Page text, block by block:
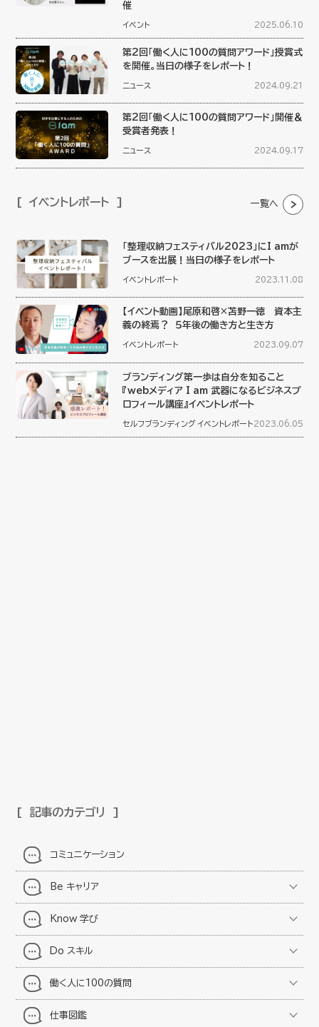
催
イベント 2025.06.10
第2回「働く人に100の質問アワード」授賞式
を開催。当日の様子をレポート！
ニュース 2024.09.21
第2回「働く人に100の質問アワード」開催＆
受賞者発表！
ニュース 2024.09.17
イベントレポート 一覧へ
「整理収納フェスティバル2023」にI amが
ブースを出展！当日の様子をレポート
イベントレポート 2023.11.08
【イベント動画】尾原和啓×苫野一徳 資本主
義の終焉？ ５年後の働き方と生き方
イベントレポート 2023.09.07
ブランディング第一歩は自分を知ること
『webメディア I am 武器になるビジネスプ
ロフィール講座』イベントレポート
セルフブランディング イベントレポート 2023.06.05
記事のカテゴリ
コミュニケーション
Be キャリア
Know 学び
Do スキル
働く人に100の質問
仕事図鑑